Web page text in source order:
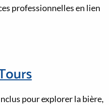
professionnelles en lien
pour explorer la bière,